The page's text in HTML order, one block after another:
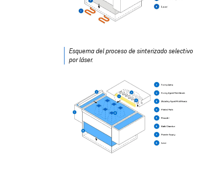
Esquema del proceso de sinterizado selectivo
por láser.